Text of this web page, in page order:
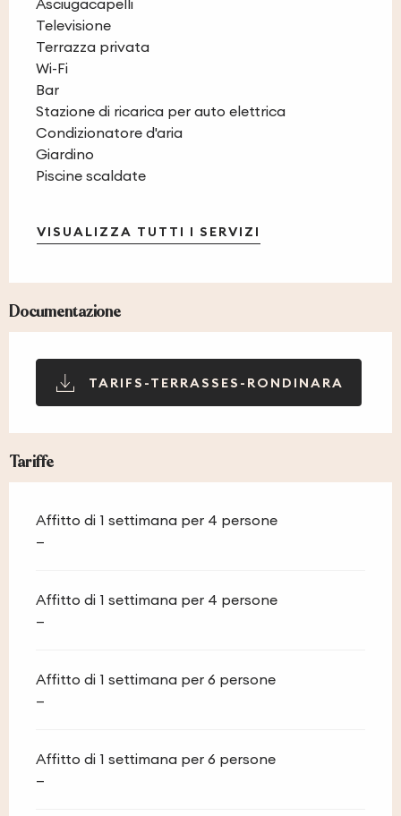
Asciugacapelli
Televisione
Terrazza privata
Wi-Fi
Bar
Stazione di ricarica per auto elettrica
Condizionatore d'aria
Giardino
Piscine scaldate
VISUALIZZA TUTTI I SERVIZI
Documentazione
TARIFS-TERRASSES-RONDINARA
Tariffe
Affitto di 1 settimana per 4 persone
—
Affitto di 1 settimana per 4 persone
—
Affitto di 1 settimana per 6 persone
—
Affitto di 1 settimana per 6 persone
—